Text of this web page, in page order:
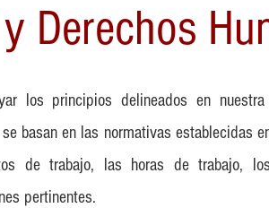
Derechos
los principios delineados en
basan en las normativas establecidas
de trabajo, las horas de trabajo,
pertinentes.